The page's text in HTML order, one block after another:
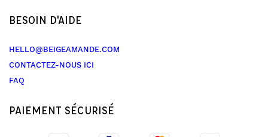
BESOIN D'AIDE
HELLO@BEIGEAMANDE.COM
CONTACTEZ-NOUS ICI
FAQ
PAIEMENT SÉCURISÉ